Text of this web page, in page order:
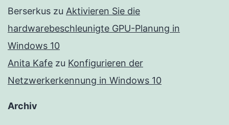
Berserkus zu Aktivieren Sie die
hardwarebeschleunigte GPU-Planung in
Windows 10
Anita Kafe zu Konfigurieren der
Netzwerkerkennung in Windows 10
Archiv